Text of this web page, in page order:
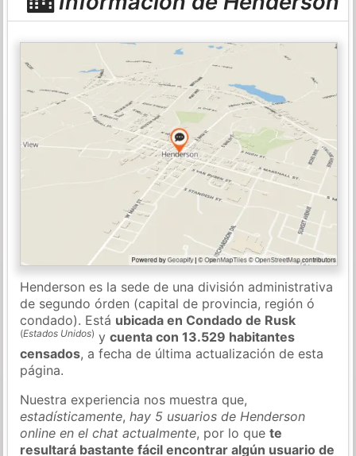
Henderson es la sede de una división administrativa
de segundo órden (capital de provincia, región ó
condado). Está ubicada en Condado de Rusk
(Estados Unidos) ycuenta con 13.529 habitantes
censados, a fecha de última actualización de esta
página.
Nuestra experiencia nos muestra que,
estadísticamente,hay 5 usuarios de Henderson
online en el chat actualmente, por lo quete
resultará bastante fácil encontrar algún usuario de